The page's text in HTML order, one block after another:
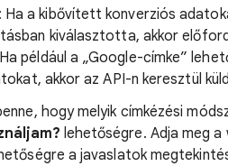
: Ha a kibővített konverziós
kiválasztotta, akkor
például a „Google-címke”
akkor az API-n keresztül
hogy melyik címkézési
lehetőségre. Adja meg
a javaslatok